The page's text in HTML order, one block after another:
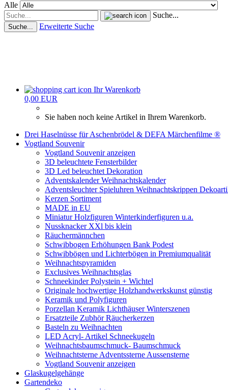
Alle
Suche...
Suche... Erweiterte Suche
Ihr Warenkorb
0,00 EUR
Sie haben noch keine Artikel in Ihrem Warenkorb.
Drei Haselnüsse für Aschenbrödel & DEFA Märchenfilme ®
Vogtland Souvenir
Vogtland Souvenir anzeigen
3D beleuchtete Fensterbilder
3D Led beleuchtet Dekoration
Adventskalender Weihnachtskalender
Adventsleuchter Spieluhren Weihnachtskrippen
Kerzen Sortiment
MADE in EU
Miniatur Holzfiguren Winterkinderfiguren u.a.
Nussknacker XXl bis klein
Räuchermännchen
Schwibbogen Erhöhungen Bank Podest
Schwibbögen und Lichterbögen in Premiumqualität
Weihnachtspyramiden
Exclusives Weihnachtsglas
Schneekinder Polystein + Wichtel
Originale hochwertige Holzhandwerkskunst günstig
Keramik und Polyfiguren
Porzellan Keramik Lichthäuser Winterszenen
Ersatzteile Zubhör Räucherkerzen
Basteln zu Weihnachten
LED Acryl- Artikel Schneekugeln
Weihnachtsbaumschmuck- Baumschmuck
Weihnachtsterne Adventssterne Aussensterne
Vogtland Souvenir anzeigen
Glaskugelgehänge
Gartendeko